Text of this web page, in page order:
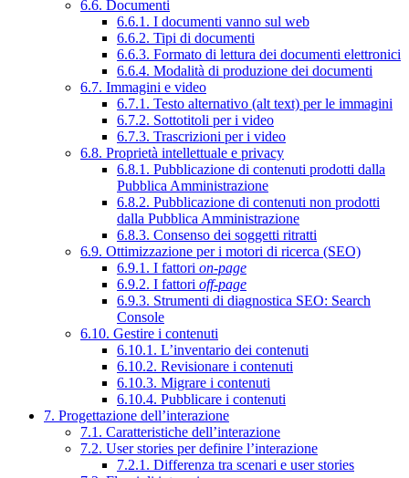
6.6. Documenti
6.6.1. I documenti vanno sul web
6.6.2. Tipi di documenti
6.6.3. Formato di lettura dei documenti elettronici
6.6.4. Modalità di produzione dei documenti
6.7. Immagini e video
6.7.1. Testo alternativo (alt text) per le immagini
6.7.2. Sottotitoli per i video
6.7.3. Trascrizioni per i video
6.8. Proprietà intellettuale e privacy
6.8.1. Pubblicazione di contenuti prodotti dalla
Pubblica Amministrazione
6.8.2. Pubblicazione di contenuti non prodotti
dalla Pubblica Amministrazione
6.8.3. Consenso dei soggetti ritratti
6.9. Ottimizzazione per i motori di ricerca (SEO)
6.9.1. I fattori on-page
6.9.2. I fattori off-page
6.9.3. Strumenti di diagnostica SEO: Search
Console
6.10. Gestire i contenuti
6.10.1. L’inventario dei contenuti
6.10.2. Revisionare i contenuti
6.10.3. Migrare i contenuti
6.10.4. Pubblicare i contenuti
7. Progettazione dell’interazione
7.1. Caratteristiche dell’interazione
7.2. User stories per definire l’interazione
7.2.1. Differenza tra scenari e user stories